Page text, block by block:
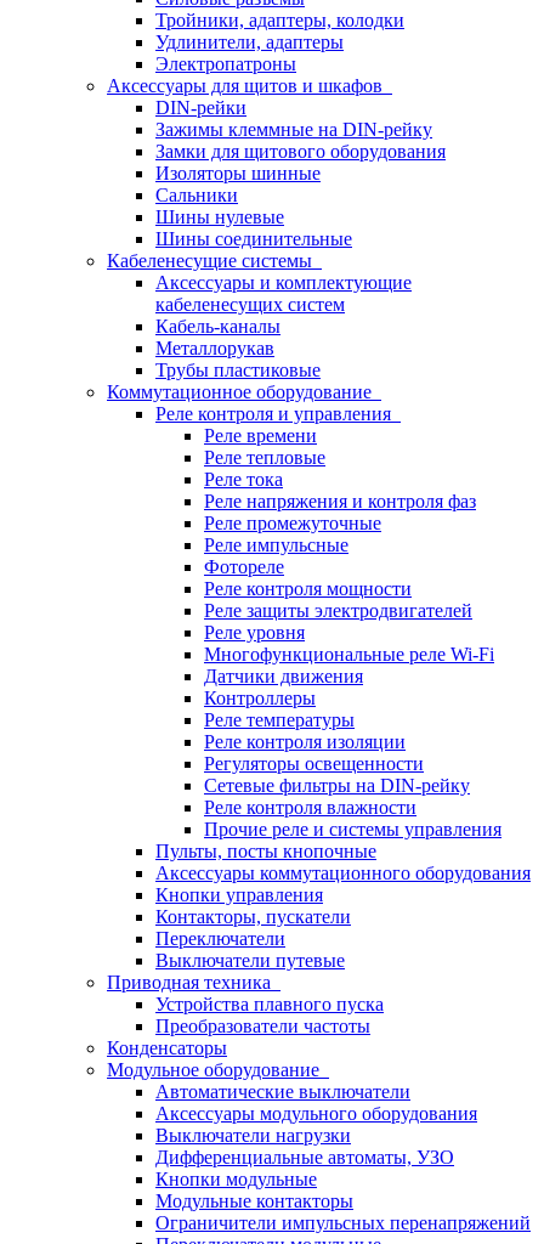
Тройники, адаптеры, колодки
Удлинители, адаптеры
Электропатроны
Аксессуары для щитов и шкафов
DIN-рейки
Зажимы клеммные на DIN-рейку
Замки для щитового оборудования
Изоляторы шинные
Сальники
Шины нулевые
Шины соединительные
Кабеленесущие системы
Аксессуары и комплектующие
кабеленесущих систем
Кабель-каналы
Металлорукав
Трубы пластиковые
Коммутационное оборудование
Реле контроля и управления
Реле времени
Реле тепловые
Реле тока
Реле напряжения и контроля фаз
Реле промежуточные
Реле импульсные
Фотореле
Реле контроля мощности
Реле защиты электродвигателей
Реле уровня
Многофункциональные реле Wi-Fi
Датчики движения
Контроллеры
Реле температуры
Реле контроля изоляции
Регуляторы освещенности
Сетевые фильтры на DIN-рейку
Реле контроля влажности
Прочие реле и системы управления
Пульты, посты кнопочные
Аксессуары коммутационного оборудования
Кнопки управления
Контакторы, пускатели
Переключатели
Выключатели путевые
Приводная техника
Устройства плавного пуска
Преобразователи частоты
Конденсаторы
Модульное оборудование
Автоматические выключатели
Аксессуары модульного оборудования
Выключатели нагрузки
Дифференциальные автоматы, УЗО
Кнопки модульные
Модульные контакторы
Ограничители импульсных перенапряжений